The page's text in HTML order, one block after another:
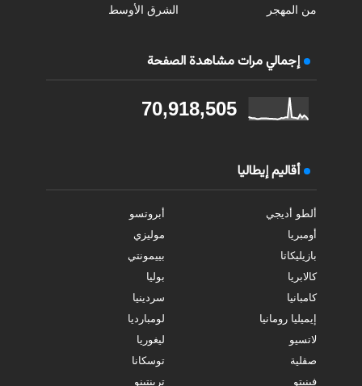
من المهجر الشرق الأوسط
إجمالي مرات مشاهدة الصفحة
70,918,505
أقاليم إيطاليا
ألطو أديجي
أبروتسو
أومبريا
موليزي
بازيليكاتا
بييمونتي
كالابريا
بوليا
كامبانيا
سردينيا
إيميليا رومانيا
لومبارديا
لاتسيو
ليغوريا
صقلية
توسكانا
فينيتو
ترينتينو